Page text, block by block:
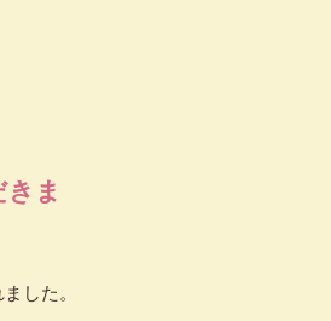
ま
した。